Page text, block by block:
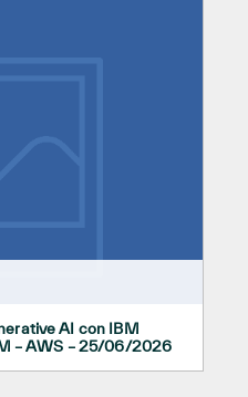
AI con IBM
– AWS – 25/06/2026